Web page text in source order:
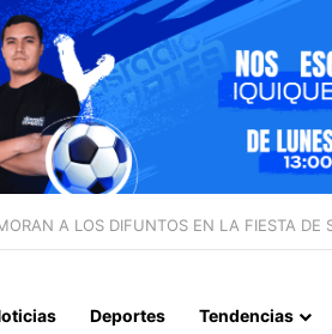
MENOR Y TERMINA CON PROFESOR EN
Deportes Tendencias